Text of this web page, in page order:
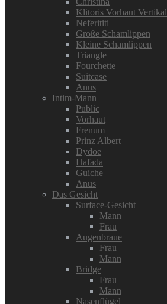
Klitoris Vorhaut Vertikal
Neferititi
Große Schamlippen
Kleine Schamlippen
Triangle
Fourchette
Suitcase
Anus
Intim-Mann
Public
Vorhaut
Frenum
Prinz Albert
Dydoe
Hafada
Guiche
Anus
Das Gesicht
Surface-Gesicht
Mann
Frau
Augenbraue
Frau
Mann
Bridge
Frau
Mann
Nasenflügel